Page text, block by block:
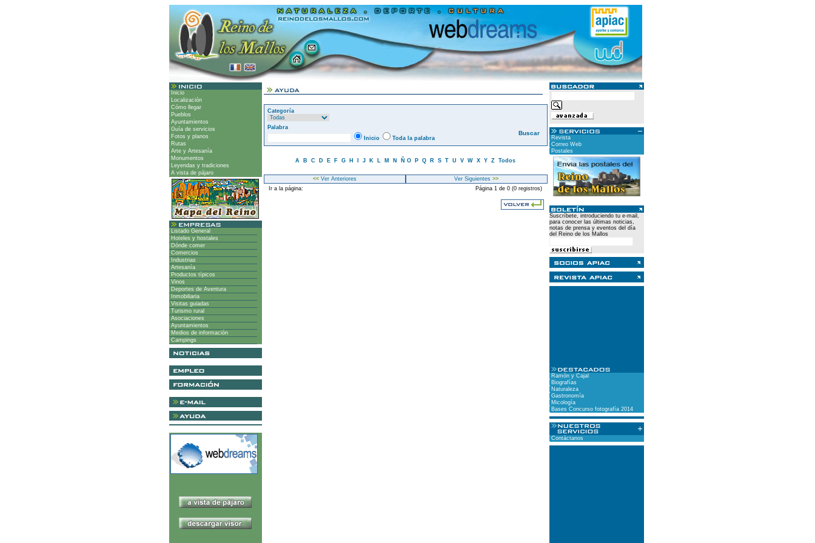
Inicio
Localización
Cómo llegar
Pueblos
Ayuntamientos
Guía de servicios
Fotos y planos
Rutas
Arte y Artesanía
Monumentos
Leyendas y tradiciones
A vista de pájaro
Listado General
Hoteles y hostales
Dónde comer
Comercios
Industrias
Artesanía
Productos típicos
Vinos
Deportes de Aventura
Inmobiliaria
Visitas guiadas
Turismo rural
Asociaciones
Ayuntamientos
Medios de información
Campings
Categoría
Palabra
Inicio
Toda la palabra
A B C D E F G H J K L M N Ñ O P Q R S T U V W X Y Z Todos
<<Ver Anteriores Ver Siguientes >>
Ir a la página:
Página 1 de 0 (0 registros)
Revista
Correo Web
Postales
Suscríbete, introduciendo tu e-mail,
para conocer las últimas noticias,
notas de prensa y eventos del día
del Reino de los Mallos
Ramón y Cajal
Biografías
Naturaleza
Gastronomía
Micología
Bases Concurso fotografía 2014
Contáctanos